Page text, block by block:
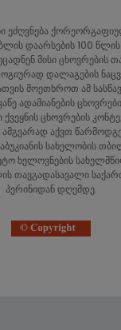
ეძღვნება
დაარსების 100
მისი ცხოვრების
დალაგების
მოეთხროთ ამ
ადამიანების
ქვეყნის ცხოვრების
ამგვარად აქვთ
სახელობის
ხელოვნების
თავგადასავალი
პერინიდან დღემდე.